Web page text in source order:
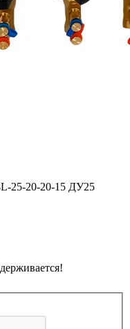
25-20-20-15 ДУ25